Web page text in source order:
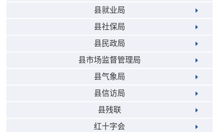
县就业局
县社保局
县民政局
县市场监督管理局
县气象局
县信访局
县残联
红十字会